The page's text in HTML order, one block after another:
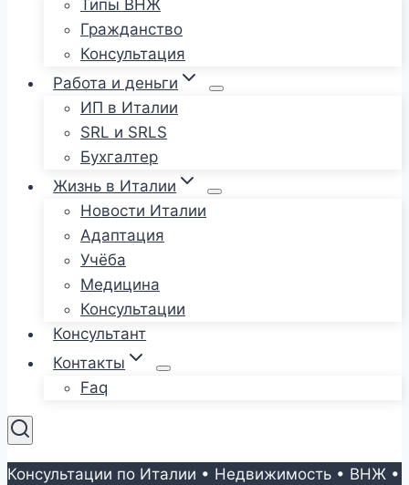
Типы ВНЖ
Гражданство
Консультация
Работа и деньги
ИП в Италии
SRL и SRLS
Бухгалтер
Жизнь в Италии
Новости Италии
Адаптация
Учёба
Медицина
Консультации
Консультант
Контакты
Faq
Консультации по Италии • Недвижимость • ВНЖ •